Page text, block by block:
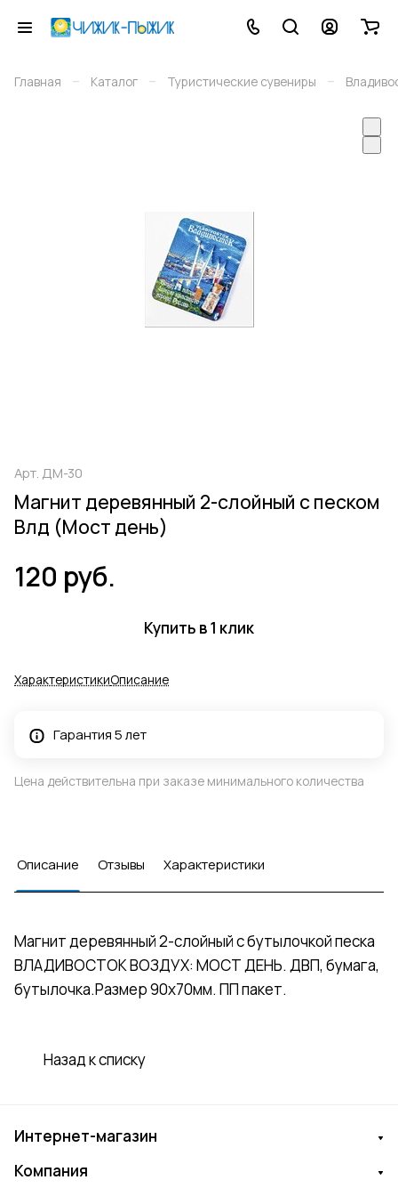
Главная – Каталог – Туристические сувениры –
Арт. ДМ-30
Магнит деревянный 2-слойный с песком
Влд (Мост день)
120 руб.
Купить в 1 клик
ХарактеристикиОписание
Гарантия 5 лет
Цена действительна при заказе минимального количества
Описание Отзывы Характеристики
Магнит деревянный 2-слойный с бутылочкой песка
ВЛАДИВОСТОК ВОЗДУХ: МОСТ ДЕНЬ. ДВП, бумага,
бутылочка.Размер 90х70мм. ПП пакет.
Назад к списку
Интернет-магазин
Компания